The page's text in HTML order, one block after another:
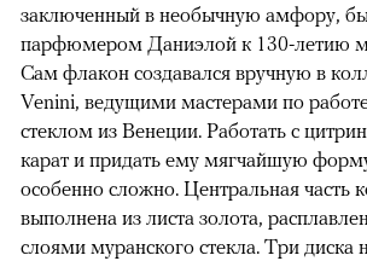
заключенный в необычную амфору,
парфюмером Даниэлой к 130-летию
Сам флакон создавался вручную в
Venini, ведущими мастерами по
стеклом из Венеции. Работать с
карат и придать ему мягчайшую
особенно сложно. Центральная часть
выполнена из листа золота,
слоями муранского стекла. Три диска